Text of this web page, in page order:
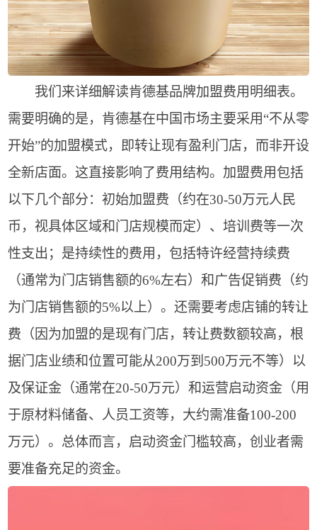
我们来详细解读肯德基品牌加盟费用明细表。
需要明确的是，肯德基在中国市场主要采用“不从零
开始”的加盟模式，即转让现有盈利门店，而非开设
全新店面。这直接影响了费用结构。加盟费用包括
以下几个部分：初始加盟费（约在30-50万元人民
币，视具体区域和门店规模而定）、培训费等一次
性支出；是持续性的费用，包括特许经营持续费
（通常为门店销售额的6%左右）和广告促销费（约
为门店销售额的5%以上）。还需要考虑店铺的转让
费（因为加盟的是现有门店，转让费数额较高，根
据门店业绩和位置可能从200万到500万元不等）以
及保证金（通常在20-50万元）和运营启动资金（用
于原材料储备、人员工资等，大约需准备100-200
万元）。总体而言，启动资金门槛较高，创业者需
要准备充足的资金。